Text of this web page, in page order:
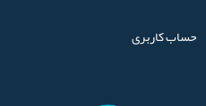
حساب کاربری